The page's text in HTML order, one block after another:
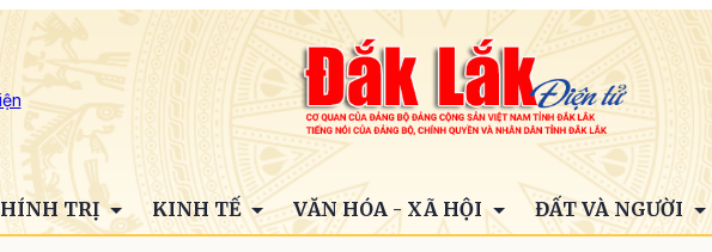
TRỊ KINH TẾ VĂN HÓA - XÃ HỘI ĐẤT VÀ NGƯỜI